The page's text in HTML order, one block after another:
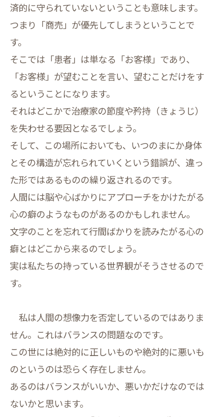
済的に守られていないということも意味します。
つまり「商売」が優先してしまうということで
す。
そこでは「患者」は単なる「お客様」であり、
「お客様」が望むことを言い、望むことだけをす
るということになります。
それはどこかで治療家の節度や矜持（きょうじ）
を失わせる要因となるでしょう。
そして、この場所においても、いつのまにか身体
とその構造が忘れられていくという錯誤が、違っ
た形ではあるものの繰り返されるのです。
人間には脳や心ばかりにアプローチをかけたがる
心の癖のようなものがあるのかもしれません。
文字のことを忘れて行間ばかりを読みたがる心の
癖とはどこから来るのでしょう。
実は私たちの持っている世界観がそうさせるので
す。
私は人間の想像力を否定しているのではありま
せん。これはバランスの問題なのです。
この世には絶対的に正しいものや絶対的に悪いも
のというのは恐らく存在しません。
あるのはバランスがいいか、悪いかだけなのでは
ないかと思います。